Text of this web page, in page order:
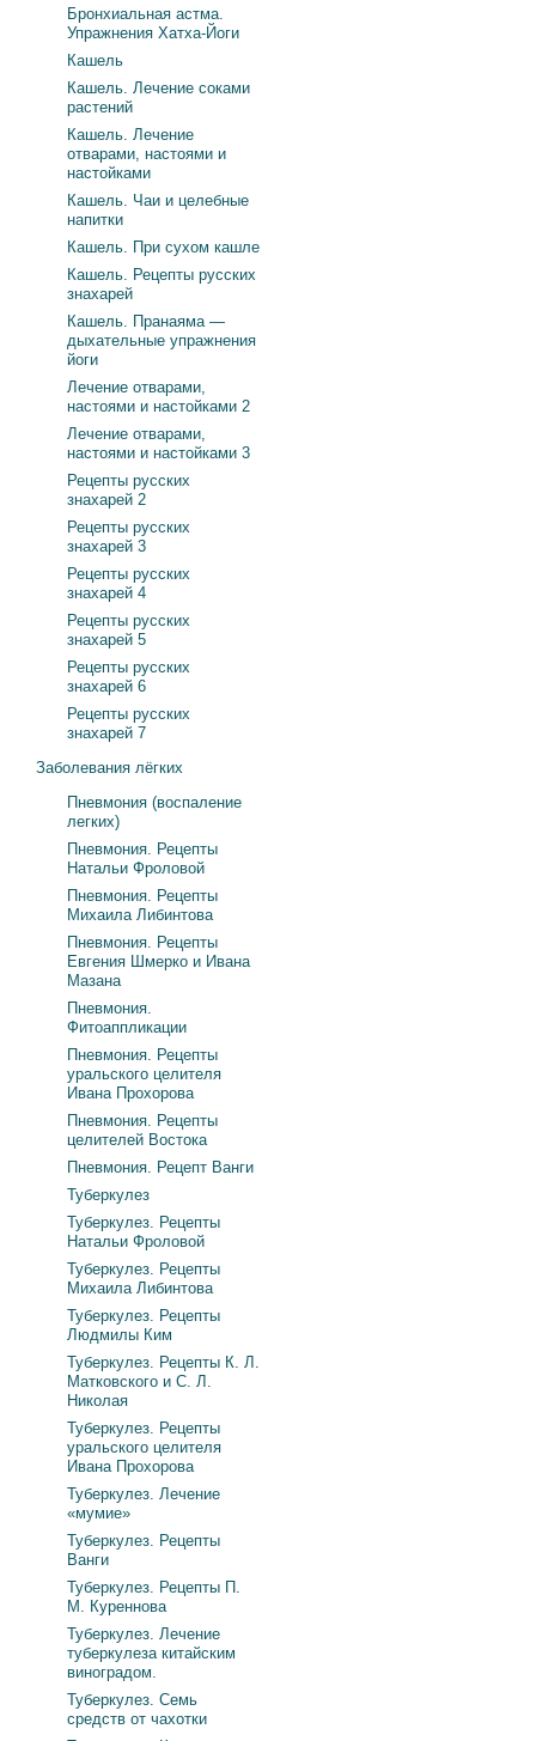
Бронхиальная астма.
Упражнения Хатха-Йоги
Кашель
Кашель. Лечение соками
растений
Кашель. Лечение
отварами, настоями и
настойками
Кашель. Чаи и целебные
напитки
Кашель. При сухом кашле
Кашель. Рецепты русских
знахарей
Кашель. Пранаяма —
дыхательные упражнения
йоги
Лечение отварами,
настоями и настойками 2
Лечение отварами,
настоями и настойками 3
Рецепты русских
знахарей 2
Рецепты русских
знахарей 3
Рецепты русских
знахарей 4
Рецепты русских
знахарей 5
Рецепты русских
знахарей 6
Рецепты русских
знахарей 7
Заболевания лёгких
Пневмония (воспаление
легких)
Пневмония. Рецепты
Натальи Фроловой
Пневмония. Рецепты
Михаила Либинтова
Пневмония. Рецепты
Евгения Шмерко и Ивана
Мазана
Пневмония.
Фитоаппликации
Пневмония. Рецепты
уральского целителя
Ивана Прохорова
Пневмония. Рецепты
целителей Востока
Пневмония. Рецепт Ванги
Туберкулез
Туберкулез. Рецепты
Натальи Фроловой
Туберкулез. Рецепты
Михаила Либинтова
Туберкулез. Рецепты
Людмилы Ким
Туберкулез. Рецепты К. Л.
Матковского и С. Л.
Николая
Туберкулез. Рецепты
уральского целителя
Ивана Прохорова
Туберкулез. Лечение
«мумие»
Туберкулез. Рецепты
Ванги
Туберкулез. Рецепты П.
М. Куреннова
Туберкулез. Лечение
туберкулеза китайским
виноградом.
Туберкулез. Семь
средств от чахотки